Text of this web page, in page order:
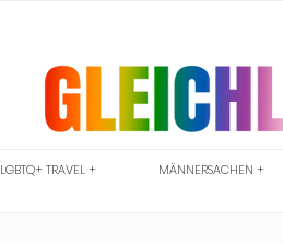
LGBTQ+ TRAVEL + MÄNNERSACHEN +